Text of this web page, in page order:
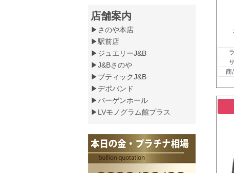
店舗案内
▶さのや本店
▶駅前店
▶ジュエリーJ&B
▶J&Bさのや
▶ブティックJ&B
▶デポバンド
▶バーゲンホール
▶LVモノグラム館プラス
商